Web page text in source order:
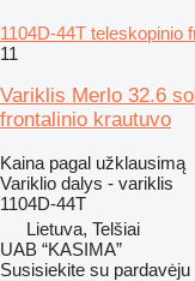
1104D-44T teleskopinio
11
Variklis Merlo 32.6
frontalinio krautuvo
Kaina pagal užklausimą
Variklio dalys - variklis
1104D-44T
Lietuva, Telšiai
UAB “KASIMA”
Susisiekite su pardavėju